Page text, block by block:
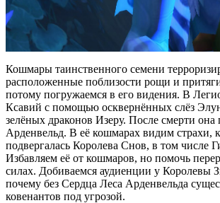
Кошмары таинственного семени
расположенные поблизости рощи и
потому погружаемся в его видения. В
Ксавий с помощью осквернённых слёз
зелёных драконов Изеру. После смерти она
Арденвельд. В её кошмарах видим страхи,
подвергалась Королева Снов, в том числе
Избавляем её от кошмаров, но помочь
силах. Добиваемся аудиенции у Королевы
почему без Сердца Леса Арденвельда
ковенантов под угрозой.